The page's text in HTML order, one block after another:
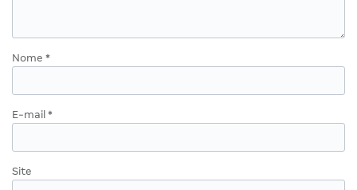
Nome *
E-mail *
Site